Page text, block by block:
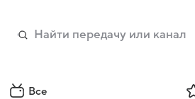
Все